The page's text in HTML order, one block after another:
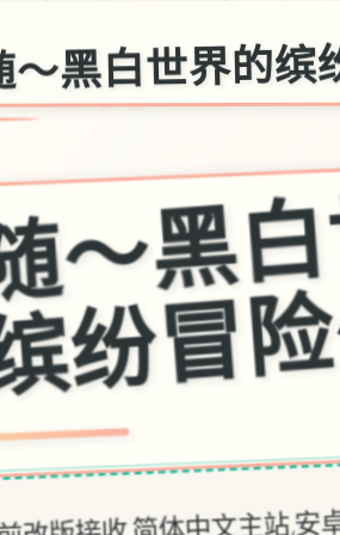
黑白世界的缤
前改版接收,简体中文主站,